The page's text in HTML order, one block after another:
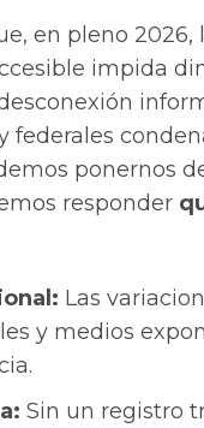
en pleno
impida
federales
ponernos
responder
Las
y medios
Sin un registro